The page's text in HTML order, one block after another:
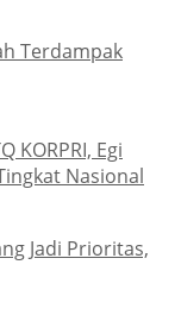
Terdampak
KORPRI, Egi
Nasional
Jadi Prioritas,